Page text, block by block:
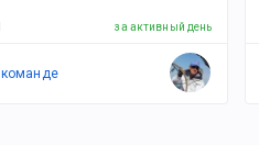
за активный день
командe